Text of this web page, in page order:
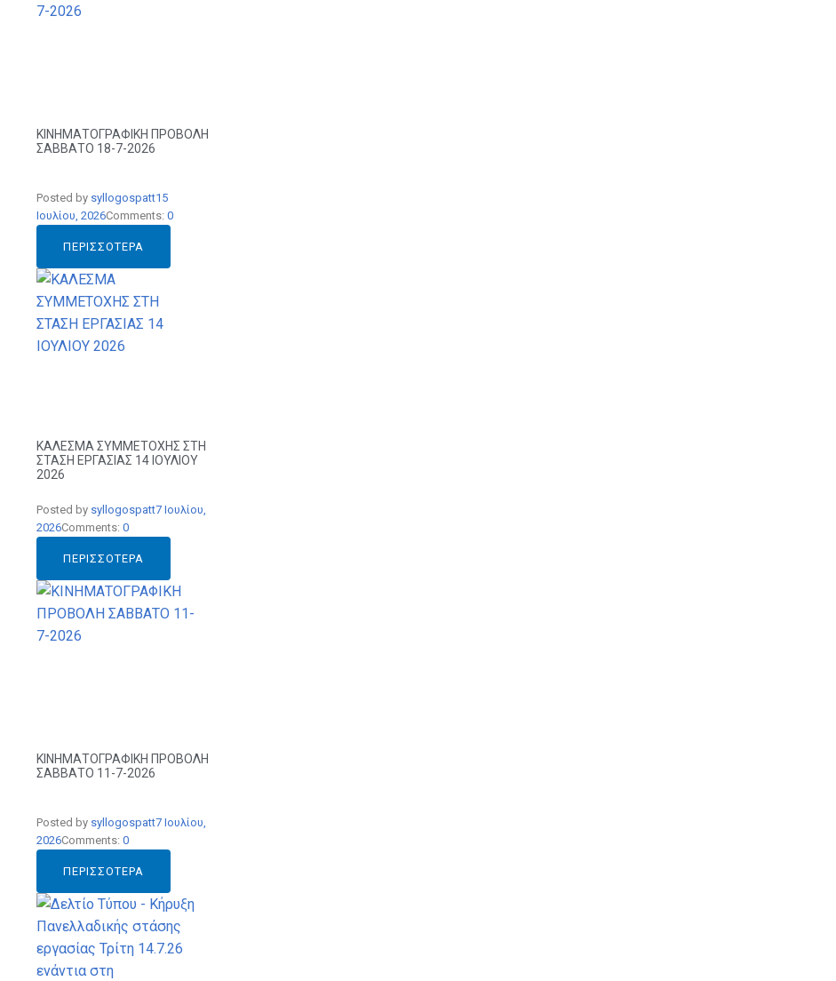
ΚΙΝΗΜΑΤΟΓΡΑΦΙΚΗ ΠΡΟΒΟΛΗ
ΣΑΒΒΑΤΟ 18-7-2026
Posted by syllogospatt15
Ιουλίου, 2026Comments: 0
ΠΕΡΙΣΣΌΤΕΡΑ
ΚΑΛΕΣΜΑ ΣΥΜΜΕΤΟΧΗΣ ΣΤΗ
ΣΤΑΣΗ ΕΡΓΑΣΙΑΣ 14 ΙΟΥΛΙΟΥ
2026
Posted by syllogospatt7 Ιουλίου,
2026Comments: 0
ΠΕΡΙΣΣΌΤΕΡΑ
ΚΙΝΗΜΑΤΟΓΡΑΦΙΚΗ ΠΡΟΒΟΛΗ
ΣΑΒΒΑΤΟ 11-7-2026
Posted by syllogospatt7 Ιουλίου,
2026Comments: 0
ΠΕΡΙΣΣΌΤΕΡΑ